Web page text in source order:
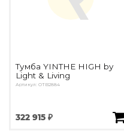
Тумба YINTHE HIGH by
Light & Living
Артикул: ОTB2884
322 915 ₽